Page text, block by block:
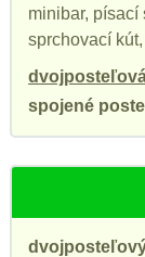
minibar, písací
sprchovací
spojené